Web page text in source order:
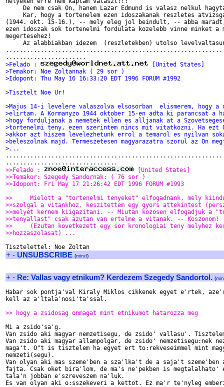
De nem csak On, hanem Lazar Edmund is valasz nelkul
Kar, hogy a tortenelem ezen idoszakanak reszletes
(1944. okt. 15-16.), -- mely eleg jol beindult, -- abba
ezen idoszak sok tortenelmi fordulata kozelebb vinne minket a
megertesehez!
Az alabbiakban idezem  (reszletekben) utolso
>Felado :
[United States]
>Temakor: Noe Zoltannak ( 29 sor )
>Idopont: Thu May 16 16:33:20 EDT 1996 FORUM #1992
>Tisztelt Noe Ur!
>Majus 14-i levelere valaszolva elsosorban  elismerem, hogy a
>elirtam. A Kormanyzo 1944 oktober 15-en adta ki parancsat a
>hogy forduljanak a nemetek ellen es alljanak at a
>tortenelmi teny, ezen szerintem nincs mit vitatkozni. Ha ezt
>akkor azt hiszem levelezhetunk errol a temarol es nyilvan
>beleszolnak majd. Termeszetesen magyarazatra szorul az On
>...
>>Felado :
[United States]
>>Temakor: Szegedy Sandornak: ( 76 sor )
>>Idopont: Fri May 17 21:26:42 EDT 1996 FORUM #1993
>>     Mielott a "tortenelmi tenyeket" elfogadnank, mely
>>szolgal a vitankhoz, keszitettem egy gyors attekintest
>>melyet kernem kiigazitani. -- Miutan kozosen elfogadjuk a
>>tenyallast" csak azutan van ertelme a vitanak. -- Koszonom!
>>     (Ezutan kovetkezett egy sor kronologiai teny melyhez
>>hozzaszolasat) ...
+ - UNSUBSCRIBE (mind)
+ - Re: Vallas vagy etnikum? Kerdezem Szegedy Sandortol. (
Habar sok pontja'val Kiraly Miklos cikkenek egyet e'rtek,
kell az a'ltala'nosi'ta'ssal.
>> hogy a zsidosag onmagat mint etnikumot hatarozza meg
Mi a zsido'sa'g.
Van zsido aki magyar nemzetisegu, de zsido' vallasu'.
Van zsido aki magyar allampolgar, de zsido' nemzetisegu:nek
maga't. O"t is tisztelem ha egyet ert to:rekveseimmel mint
nemzeti(segu).
Van olyan aki mas szeme'ben a sza'lka't de a saja't
fajta. Csak oket bira'lom, de ma's ne'pekben is megtalalhato'
tala'n jobban e'szreveszem na'luk.
Es van olyan aki o:sszekeveri a kettot. Ez ma'r te'nyleg